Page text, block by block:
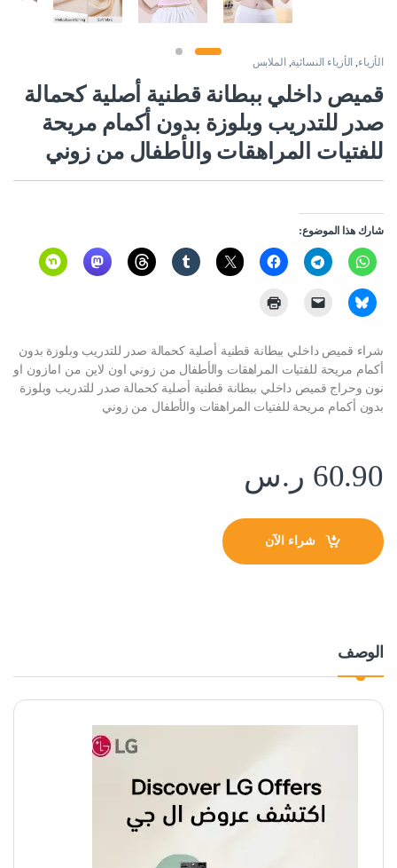
الأزياء الأزياء النسائية ,الملابس
قميص داخلي ببطانة قطنية أصلية كحمالة
صدر للتدريب وبلوزة بدون أكمام مريحة
للفتيات المراهقات والأطفال من زوني
شارك هذا الموضوع:
شراء قميص داخلي ببطانة قطنية أصلية كحمالة صدر للتدريب وبلوزة بدون
أكمام مريحة للفتيات المراهقات والأطفال من زوني اون لاين من امازون او
نون وحراج قميص داخلي ببطانة قطنية أصلية كحمالة صدر للتدريب وبلوزة
بدون أكمام مريحة للفتيات المراهقات والأطفال من زوني
60.90 ر.س
شراء الآن
الوصف